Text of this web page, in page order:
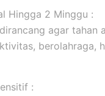
Hingga 2 Minggu :
agar tahan
berolahraga,
: